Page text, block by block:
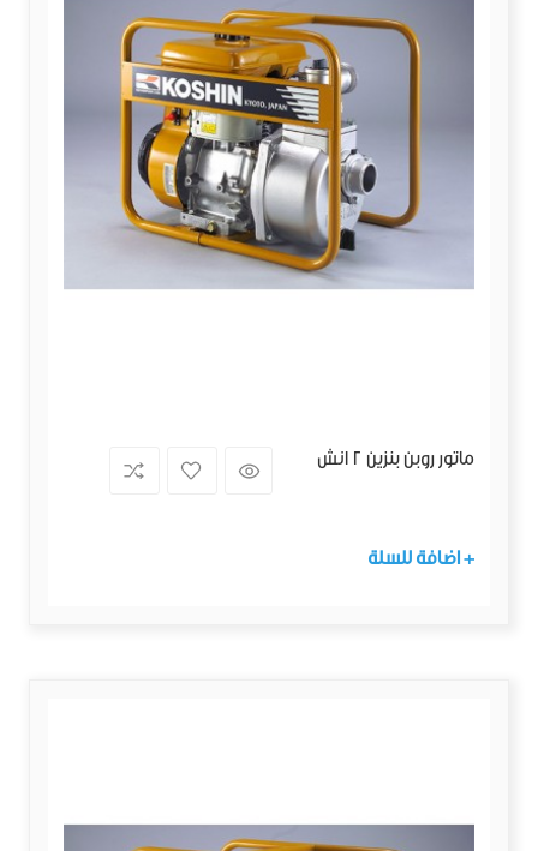
ماتور روبن بنزين 2 انش
+ اضافة للسلة